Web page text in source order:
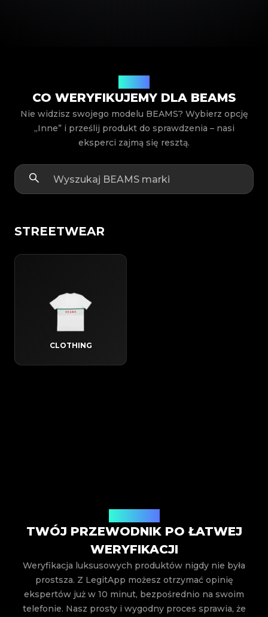
CO WERYFIKUJEMY DLA BEAMS
Nie widzisz swojego modelu BEAMS? Wybierz opcję
„Inne” i prześlij produkt do sprawdzenia – nasi
eksperci zajmą się resztą.
STREETWEAR
CLOTHING
TWÓJ PRZEWODNIK PO ŁATWEJ
WERYFIKACJI
Weryfikacja luksusowych produktów nigdy nie była
prostsza. Z LegitApp możesz otrzymać opinię
ekspertów już w 10 minut, bezpośrednio na swoim
telefonie. Nasz prosty i wygodny proces sprawia, że